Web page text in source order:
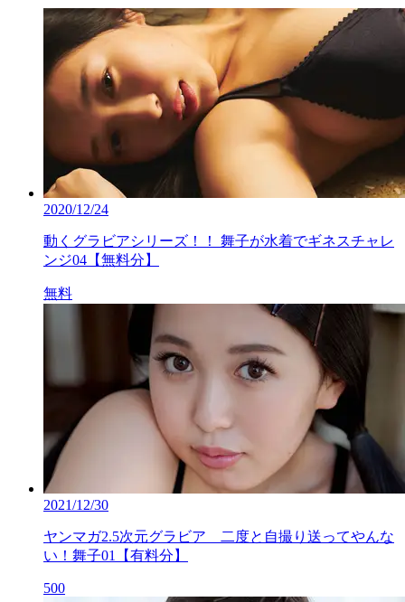
2020/12/24
動くグラビアシリーズ！！ 舞子が水着でギネスチャレ
ンジ04【無料分】
無料
2021/12/30
ヤンマガ2.5次元グラビア 二度と自撮り送ってやんな
い！舞子01【有料分】
500